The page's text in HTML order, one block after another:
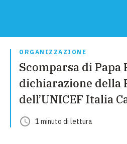
ORGANIZZAZIONE
Scomparsa di Papa
dichiarazione della
dell’UNICEF Italia
1 minuto di lettura